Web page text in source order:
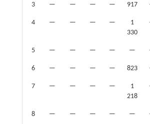
3 — — — — 917
4 — — — —
1
330
5 — — — — —
6 — — — — 823
7 — — — —
1
218
8 — — — — —